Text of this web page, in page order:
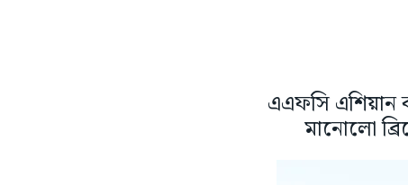
এএফসি এশিয়ান
মানোলো